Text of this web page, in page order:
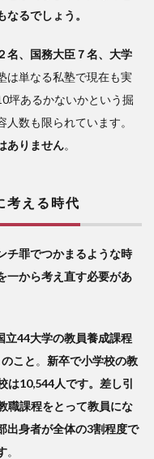
るでしょう。
名、国務大臣７名、大学
は単なる私塾で現在も実
坪あるかないかという掘
数も限られています。
ありません。
考える時代
チ罪でつかまるような時
一から考え直す必要があ
立44大学の教員養成課程
こと 。 新卒で小学校の教
は10,544人です。差し引
職課程をとって教員にな
出身者が全体の3割程度で
。